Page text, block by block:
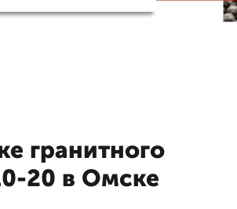
гранитного
20 в Омске